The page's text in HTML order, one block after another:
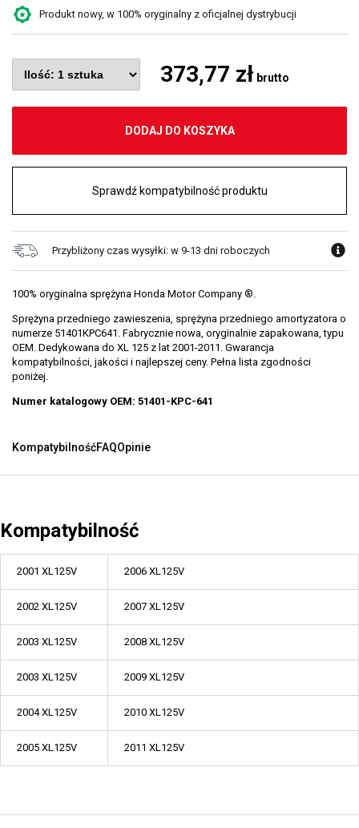
Produkt nowy, w 100% oryginalny z oficjalnej dystrybucji
373,77 zł brutto
DODAJ DO KOSZYKA
Sprawdź kompatybilność produktu
Przybliżony czas wysyłki: w 9-13 dni roboczych
100% oryginalna sprężyna Honda Motor Company ®.
Sprężyna przedniego zawieszenia, sprężyna przedniego amortyzatora o
numerze 51401KPC641. Fabrycznie nowa, oryginalnie zapakowana, typu
OEM. Dedykowana do XL 125 z lat 2001-2011. Gwarancja
kompatybilności, jakości i najlepszej ceny. Pełna lista zgodności
poniżej.
Numer katalogowy OEM: 51401-KPC-641
KompatybilnośćFAQOpinie
Kompatybilność
2001 XL125V 2006 XL125V
2002 XL125V 2007 XL125V
2003 XL125V 2008 XL125V
2003 XL125V 2009 XL125V
2004 XL125V 2010 XL125V
2005 XL125V 2011 XL125V